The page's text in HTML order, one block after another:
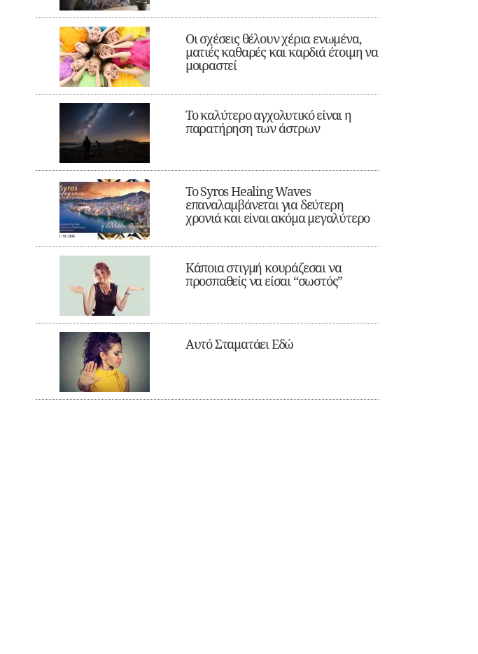
Οι σχέσεις θέλουν χέρια ενωμένα,
ματιές καθαρές και καρδιά έτοιμη να
μοιραστεί
Το καλύτερο αγχολυτικό είναι η
παρατήρηση των άστρων
Το Syros Healing Waves
επαναλαμβάνεται για δεύτερη
χρονιά και είναι ακόμα μεγαλύτερο
Κάποια στιγμή κουράζεσαι να
προσπαθείς να είσαι “σωστός”
Αυτό Σταματάει Εδώ